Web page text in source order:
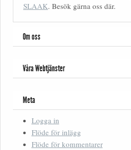
SLAAK. Besök gärna oss där.
Om oss
Våra Webtjänster
Meta
Logga in
Flöde för inlägg
Flöde för kommentarer